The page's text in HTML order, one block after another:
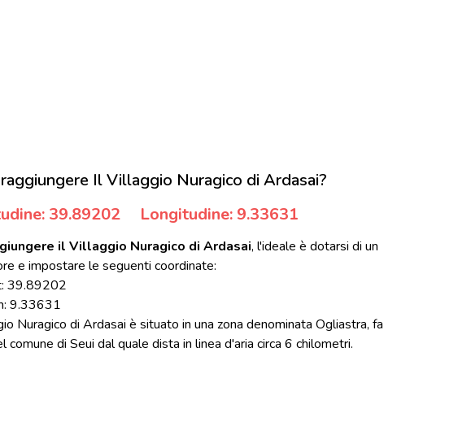
Il Villaggio Nuragico di Ardasai?
39.89202
Longitudine: 9.33631
il Villaggio Nuragico di Ardasai, l'ideale è dotarsi di un
e impostare le seguenti coordinate:
39.89202
9.33631
Nuragico di Ardasai è situato in una zona denominata Ogliastra, fa
comune di Seui dal quale dista in linea d'aria circa 6 chilometri.